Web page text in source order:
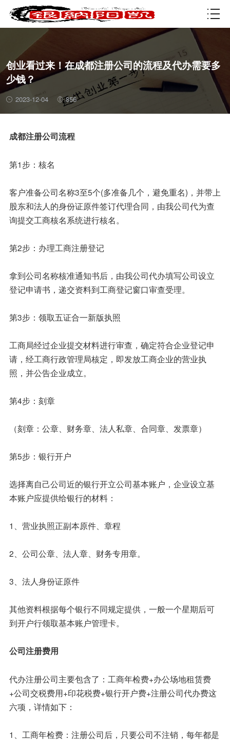
资质许可
创业看过来！在成都注册公司的流程及代办需要多
少钱？
2023-12-04 856
成都注册公司流程
第1步：核名
客户准备公司名称3至5个(多准备几个，避免重名)，并带上
股东和法人的身份证原件签订代理合同，由我公司代为查
询提交工商核名系统进行核名。
第2步：办理工商注册登记
拿到公司名称核准通知书后，由我公司代办填写公司设立
登记申请书，递交资料到工商登记窗口审查受理。
第3步：领取五证合一新版执照
工商局经过企业提交材料进行审查，确定符合企业登记申
请，经工商行政管理局核定，即发放工商企业的营业执
照，并公告企业成立。
第4步：刻章
（刻章：公章、财务章、法人私章、合同章、发票章）
第5步：银行开户
选择离自己公司近的银行开立公司基本账户，企业设立基
本账户应提供给银行的材料：
1、营业执照正副本原件、章程
2、公司公章、法人章、财务专用章。
3、法人身份证原件
其他资料根据每个银行不同规定提供，一般一个星期后可
到开户行领取基本账户管理卡。
公司注册费用
代办注册公司主要包含了：工商年检费+办公场地租赁费
+公司交税费用+印花税费+银行开户费+注册公司代办费这
六项，详情如下：
1、工商年检费：注册公司后，只要公司不注销，每年都是